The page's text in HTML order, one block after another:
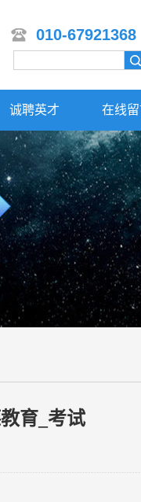
010-67921368
诚聘英才 在线
育_考试